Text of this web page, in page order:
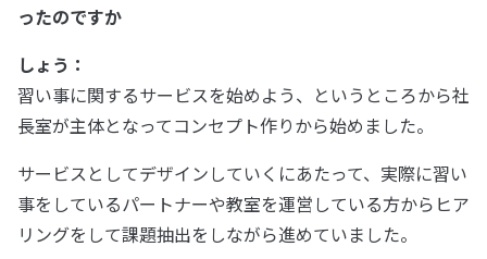
ったのですか
しょう：
習い事に関するサービスを始めよう、というところから社
長室が主体となってコンセプト作りから始めました。
サービスとしてデザインしていくにあたって、実際に習い
事をしているパートナーや教室を運営している方からヒア
リングをして課題抽出をしながら進めていました。